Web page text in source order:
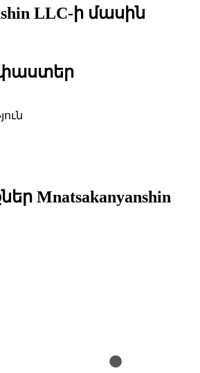
LLC-ի մասին
Mnatsakanyanshin